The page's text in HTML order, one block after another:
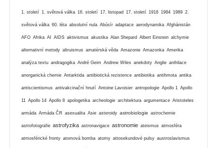
1. století 1. světová válka 16. století 17. listopad 17. století 1918 1984 1989 2.
světová válka 60. léta absolutní nula Abúsír adaptace aerodynamika Afghánistán
AFO Afrika AI AIDS aktivismus akustika Alan Shepard Albert Einstein alchymie
alternativní metody altruismus amatérská věda Amazonie Amazonka Amerika
analýza textu andragogika André Geim Andrew Wiles anekdoty Anglie anihilace
anorganická chemie Antarktida antibiotická rezistence antibiotika antihmota antika
antiscientismus antivakcinační hnutí Antoine Lavoisier antropologie Apollo 1 Apollo
11 Apollo 14 Apollo 8 apologetika archeologie architektura argumentace Aristoteles
armáda Armáda ČR asexualita Asie asteroidy astrobiologie astrochemie
astrofotografie astrofyzika astronavigace astronomie ateismus atmosféra
atmosférické fronty atomová bomba atomy attosekundové pulsy austroslavismus